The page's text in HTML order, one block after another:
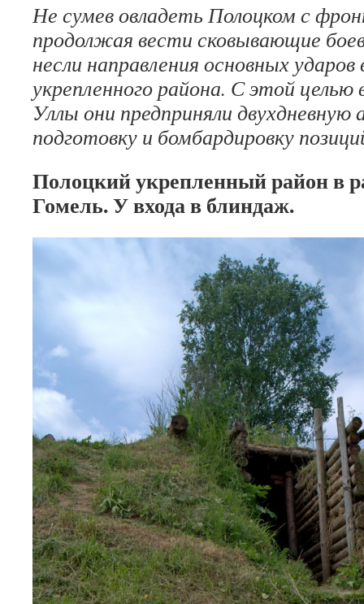
Не сумев овладеть Полоцком с
продолжая вести сковывающие
несли направления основных ударов
укрепленного райо­на. С этой
Уллы они предприняли двухдневную
подготовку и бомбарди­ровку
Полоцкий укрепленный район в
Гомель. У входа в блиндаж.